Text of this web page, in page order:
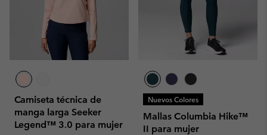
Camiseta técnica de
manga larga Seeker
Legend™ 3.0 para mujer
Nuevos Colores
Mallas Columbia Hike™
II para mujer